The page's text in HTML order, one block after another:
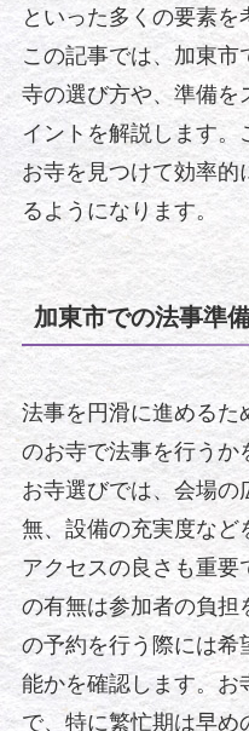
といった多くの要素を
この記事では、加東
寺の選び方や、準備を
イントを解説します。
お寺を見つけて効率的
るようになります。
加東市での法事準
法事を円滑に進めるた
のお寺で法事を行うか
お寺選びでは、会場の
無、設備の充実度など
アクセスの良さも重要
の有無は参加者の負担
の予約を行う際には希
能かを確認します。お
で、特に繁忙期は早め